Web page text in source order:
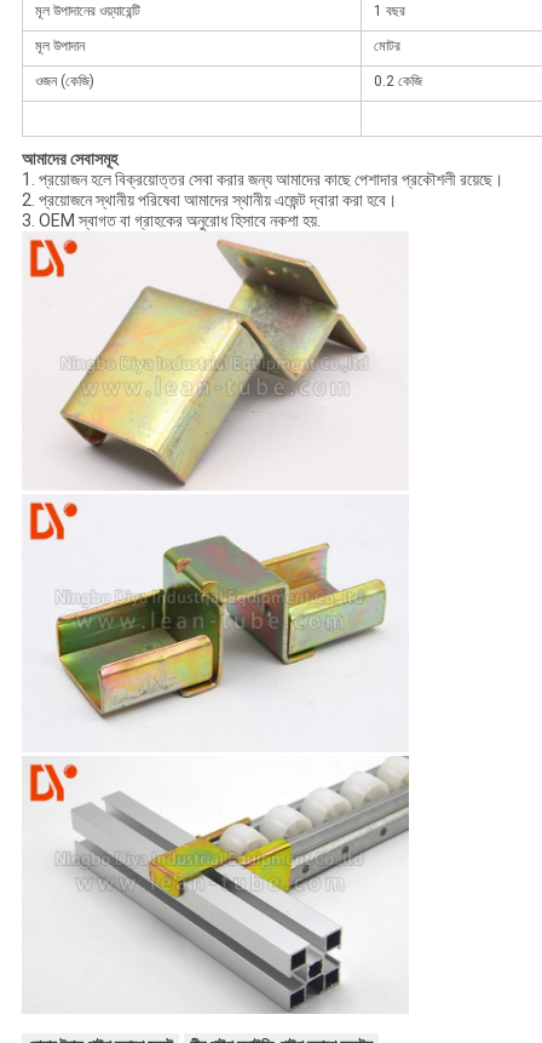
মূল উপাদানের ওয়্যারেন্টি 1 বছর
মূল উপাদান মোটর
ওজন (কেজি) 0.2 কেজি
আমাদের সেবাসমূহ
1. প্রয়োজন হলে বিক্রয়োত্তর সেবা করার জন্য আমাদের কাছে পেশাদার প্রকৌশলী রয়েছে।
2. প্রয়োজনে স্থানীয় পরিষেবা আমাদের স্থানীয় এজেন্ট দ্বারা করা হবে।
3. OEM স্বাগত বা গ্রাহকের অনুরোধ হিসাবে নকশা হয়.